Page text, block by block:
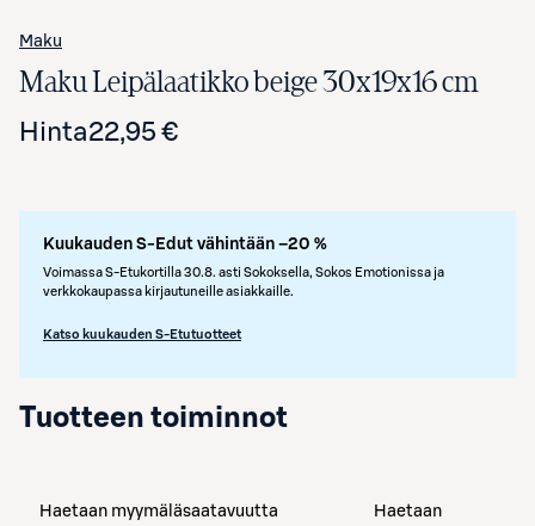
Maku
Maku Leipälaatikko beige 30x19x16 cm
Hinta22,95 €
Kuukauden S-Edut vähintään –20 %
Voimassa S-Etukortilla 30.8. asti Sokoksella, Sokos Emotionissa ja
verkkokaupassa kirjautuneille asiakkaille.
Katso kuukauden S-Etutuotteet
Tuotteen toiminnot
Haetaan myymäläsaatavuutta
Haetaan